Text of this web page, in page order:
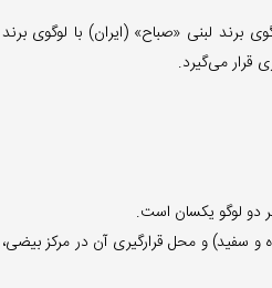
برند لبنی «صباح» (ایران) با لوگوی برند
دو لوگو یکسان است.
سفید) و محل قرارگیری آن در مرکز بیضی،